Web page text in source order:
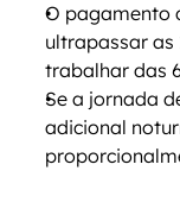
O pagamento
ultrapassar as
trabalhar das
Se a jornada
adicional